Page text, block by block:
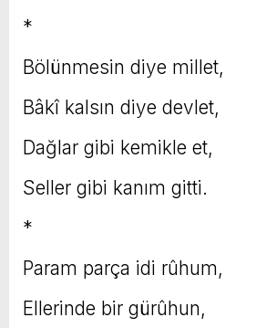
*
Bölünmesin diye millet,
Bâkî kalsın diye devlet,
Dağlar gibi kemikle et,
Seller gibi kanım gitti.
*
Param parça idi rûhum,
Ellerinde bir gürûhun,